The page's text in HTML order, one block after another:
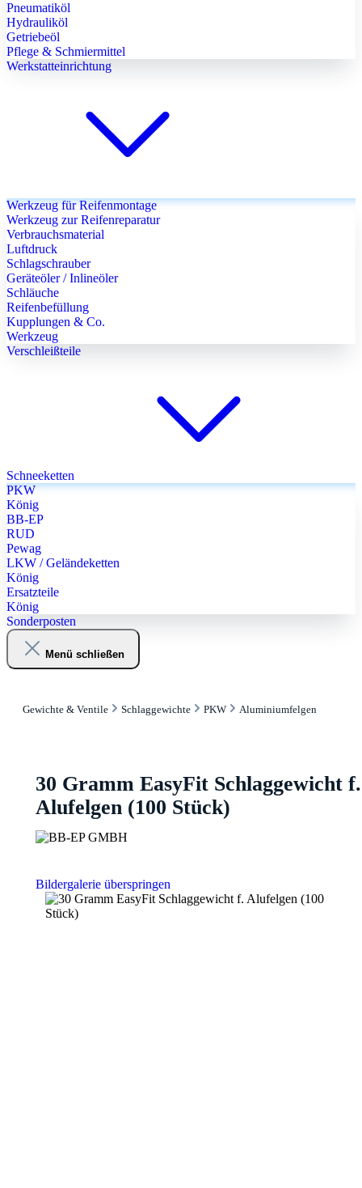
Pneumatiköl
Hydrauliköl
Getriebeöl
Pflege & Schmiermittel
Werkstatteinrichtung
Werkzeug für Reifenmontage
Werkzeug zur Reifenreparatur
Verbrauchsmaterial
Luftdruck
Schlagschrauber
Geräteöler / Inlineöler
Schläuche
Reifenbefüllung
Kupplungen & Co.
Werkzeug
Verschleißteile
Schneeketten
PKW
König
BB-EP
RUD
Pewag
LKW / Geländeketten
König
Ersatzteile
König
Sonderposten
Menü schließen
Gewichte & Ventile Schlaggewichte PKW Aluminiumfelgen
30 Gramm EasyFit Schlaggewicht f.
Alufelgen (100 Stück)
Bildergalerie überspringen